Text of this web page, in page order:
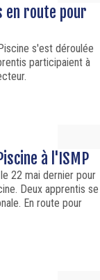
en route pour
s'est déroulée
participaient à
à l'ISMP
22 mai dernier pour
Deux apprentis se
En route pour